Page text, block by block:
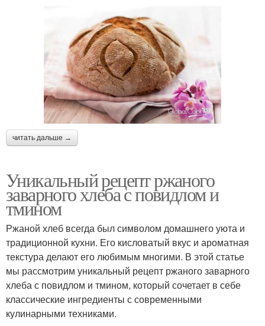
читать дальше →
Уникальный рецепт ржаного
заварного хлеба с повидлом и
тмином
Ржаной хлеб всегда был символом домашнего уюта и
традиционной кухни. Его кисловатый вкус и ароматная
текстура делают его любимым многими. В этой статье
мы рассмотрим уникальный рецепт ржаного заварного
хлеба с повидлом и тмином, который сочетает в себе
классические ингредиенты с современными
кулинарными техниками.